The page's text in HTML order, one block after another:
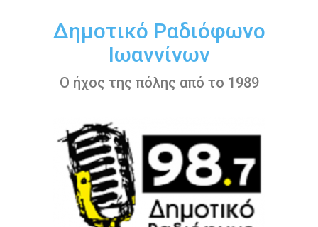
περιεχόμενοΔημοτικό Ραδιόφωνο
Ιωαννίνων
Ο ήχος της πόλης από το 1989